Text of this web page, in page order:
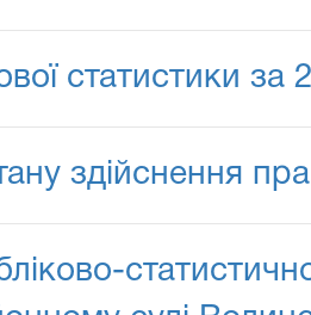
статистики за
здійснення